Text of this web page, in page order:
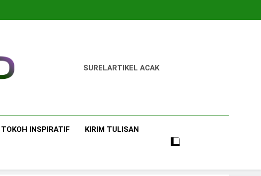
SURELARTIKEL ACAK
TOKOH INSPIRATIF KIRIM TULISAN